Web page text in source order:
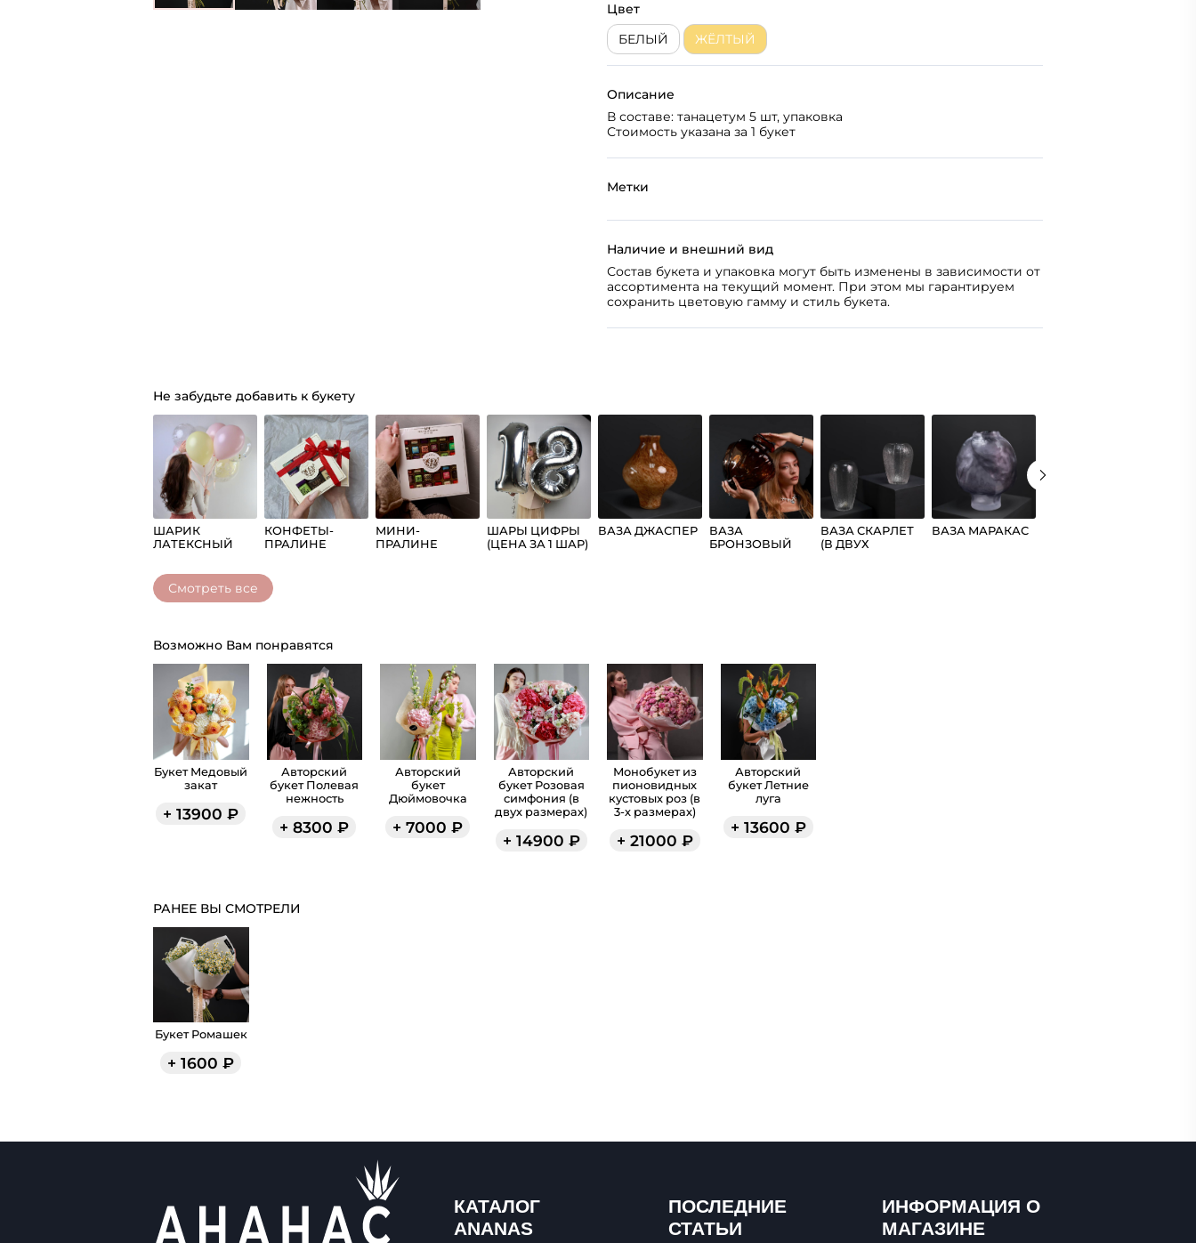
Цвет
БЕЛЫЙ
ЖЁЛТЫЙ
Описание
В составе: танацетум 5 шт, упаковка
Стоимость указана за 1 букет
Метки
Наличие и внешний вид
Состав букета и упаковка могут быть изменены в зависимости от
ассортимента на текущий момент. При этом мы гарантируем
сохранить цветовую гамму и стиль букета.
Не забудьте добавить к букету
ШАРИК
ЛАТЕКСНЫЙ
КОНФЕТЫ-
ПРАЛИНЕ
МИНИ-
ПРАЛИНЕ
ШАРЫ ЦИФРЫ
(ЦЕНА ЗА 1 ШАР)
ВАЗА ДЖАСПЕР
ВАЗА
БРОНЗОВЫЙ
ВАЗА СКАРЛЕТ
(В ДВУХ
ВАЗА МАРАКАС
Смотреть все
Возможно Вам понравятся
Букет Медовый
закат
+13900 ₽
Авторский
букет Полевая
нежность
+8300 ₽
Авторский
букет
Дюймовочка
+7000 ₽
Авторский
букет Розовая
симфония (в
двух размерах)
+ 14900 ₽
Монобукет из
пионовидных
кустовых роз (в
3-х размерах)
+ 21000 ₽
Авторский
букет Летние
луга
+ 13600 ₽
РАНЕЕ ВЫ СМОТРЕЛИ
Букет Ромашек
+1600 ₽
КАТАЛОГ
ANANAS
ПОСЛЕДНИЕ
СТАТЬИ
ИНФОРМАЦИЯ О
МАГАЗИНЕ